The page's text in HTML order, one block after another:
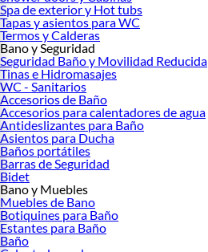
Spa de exterior y Hot tubs
Tapas y asientos para WC
Termos y Calderas
Bano y Seguridad
Seguridad Baño y Movilidad Reducida
Tinas e Hidromasajes
WC - Sanitarios
Accesorios de Baño
Accesorios para calentadores de agua
Antideslizantes para Baño
Asientos para Ducha
Baños portátiles
Barras de Seguridad
Bidet
Bano y Muebles
Muebles de Bano
Botiquines para Baño
Estantes para Baño
Baño